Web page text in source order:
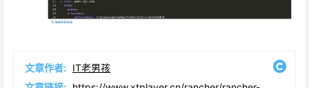
文章作者: IT老男孩